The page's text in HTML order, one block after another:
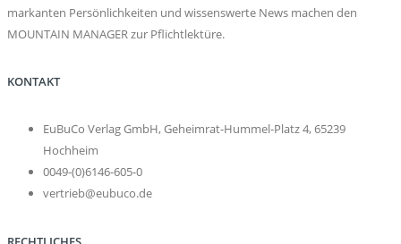
markanten Persönlichkeiten und wissenswerte News machen den
MOUNTAIN MANAGER zur Pflichtlektüre.
KONTAKT
EuBuCo Verlag GmbH, Geheimrat-Hummel-Platz 4, 65239
Hochheim
0049-(0)6146-605-0
vertrieb@eubuco.de